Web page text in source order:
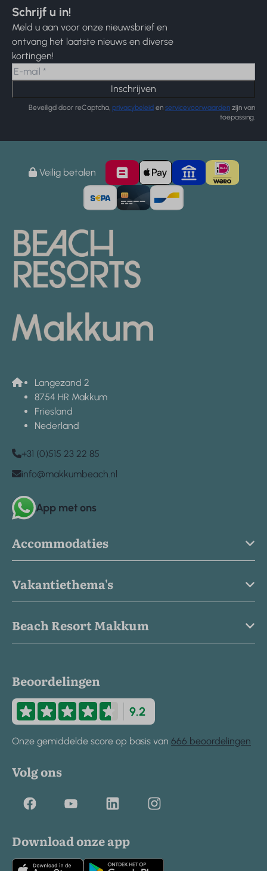
Schrijf u in!
Meld u aan voor onze nieuwsbrief en
ontvang het laatste nieuws en diverse
kortingen!
Inschrijven
Beveiligd door reCaptcha, privacybeleid en servicevoorwaarden zijn van
toepassing.
Veilig betalen
Langezand 2
8754 HR Makkum
Friesland
Nederland
+31 (0)515 23 22 85
info@makkumbeach.nl
App met ons
Accommodaties
Vakantiethema's
Beach Resort Makkum
Beoordelingen
9.2
Onze gemiddelde score op basis van 666 beoordelingen
Volg ons
Download onze app